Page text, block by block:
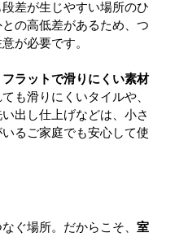
差が生じやすい場所のひ
の高低差があるため、つ
が必要です。
ラットで滑りにくい素材
も滑りにくいタイルや、
出し仕上げなどは、小さ
るご家庭でも安心して使
ぐ場所。だからこそ、室